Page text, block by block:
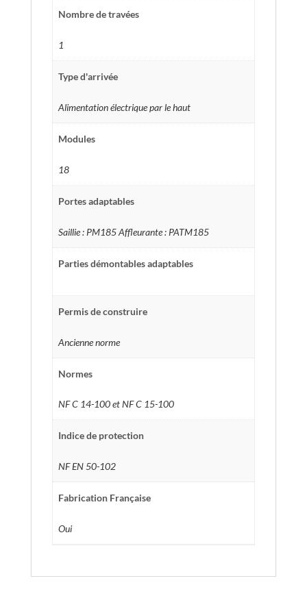
Nombre de travées
1
Type d'arrivée
Alimentation électrique par le haut
Modules
18
Portes adaptables
Saillie : PM185 Affleurante : PATM185
Parties démontables adaptables
Permis de construire
Ancienne norme
Normes
NF C 14-100 et NF C 15-100
Indice de protection
NF EN 50-102
Fabrication Française
Oui